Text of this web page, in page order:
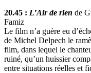
20.45 : L’Air de rien de
Famiz
Le film n’a guère eu
de Michel Delpech le
film, dans lequel le
ruiné, qu’un huissier
entre situations réelles et